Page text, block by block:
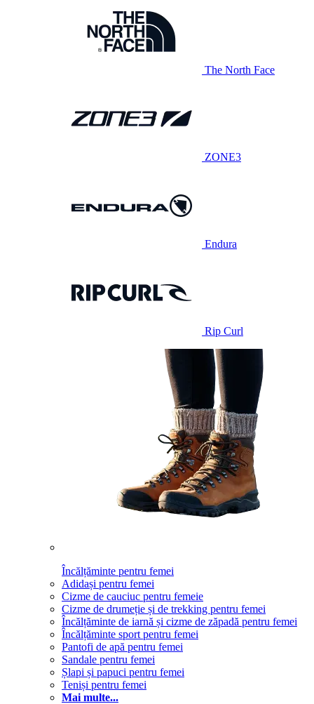
The North Face
ZONE3
Endura
Rip Curl
Încălțăminte pentru femei
Adidași pentru femei
Cizme de cauciuc pentru femeie
Cizme de drumeție și de trekking pentru femei
Încălțăminte de iarnă și cizme de zăpadă pentru femei
Încălțăminte sport pentru femei
Pantofi de apă pentru femei
Sandale pentru femei
Șlapi și papuci pentru femei
Teniși pentru femei
Mai multe...